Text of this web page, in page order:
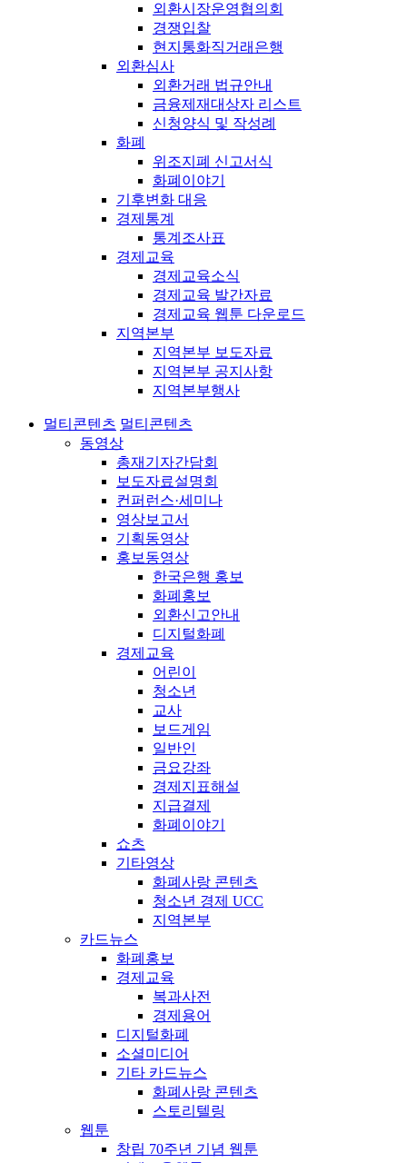
외환시장운영협의회
경쟁입찰
현지통화직거래은행
외환심사
외환거래 법규안내
금융제재대상자 리스트
신청양식 및 작성례
화폐
위조지폐 신고서식
화폐이야기
기후변화 대응
경제통계
통계조사표
경제교육
경제교육소식
경제교육 발간자료
경제교육 웹툰 다운로드
지역본부
지역본부 보도자료
지역본부 공지사항
지역본부행사
멀티콘텐츠 멀티콘텐츠
동영상
총재기자간담회
보도자료설명회
컨퍼런스·세미나
영상보고서
기획동영상
홍보동영상
한국은행 홍보
화폐홍보
외환신고안내
디지털화폐
경제교육
어린이
청소년
교사
보드게임
일반인
금요강좌
경제지표해설
지급결제
화폐이야기
쇼츠
기타영상
화폐사랑 콘텐츠
청소년 경제 UCC
지역본부
카드뉴스
화폐홍보
경제교육
복과사전
경제용어
디지털화폐
소셜미디어
기타 카드뉴스
화폐사랑 콘텐츠
스토리텔링
웹툰
창립 70주년 기념 웹툰